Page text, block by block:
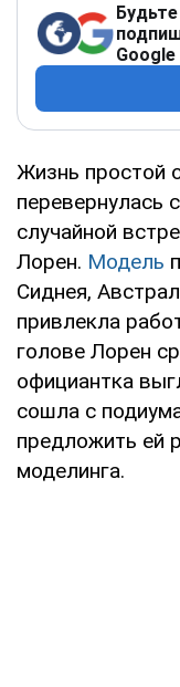
Google
Жизнь простой
перевернулась
случайной
Лорен. Модель
Сиднея,
привлекла
голове Лорен
официантка
сошла с
предложить ей
моделинга.